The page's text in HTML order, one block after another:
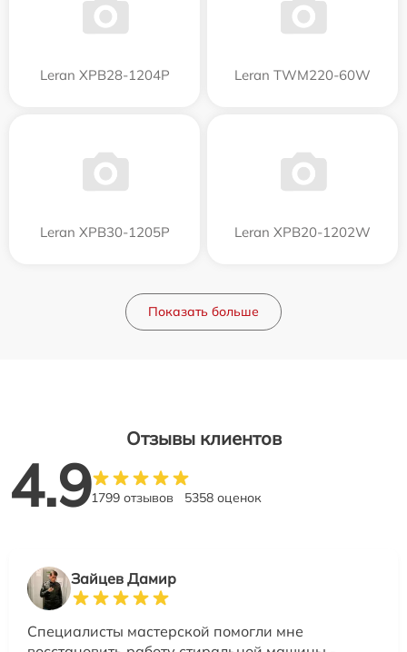
Leran XPB28-1204P Leran TWM220-60W
Leran XPB30-1205P Leran XPB20-1202W
Показать больше
Отзывы клиентов
4.91799 отзывов 5358 оценок
Зайцев Дамир
Специалисты мастерской помогли мне